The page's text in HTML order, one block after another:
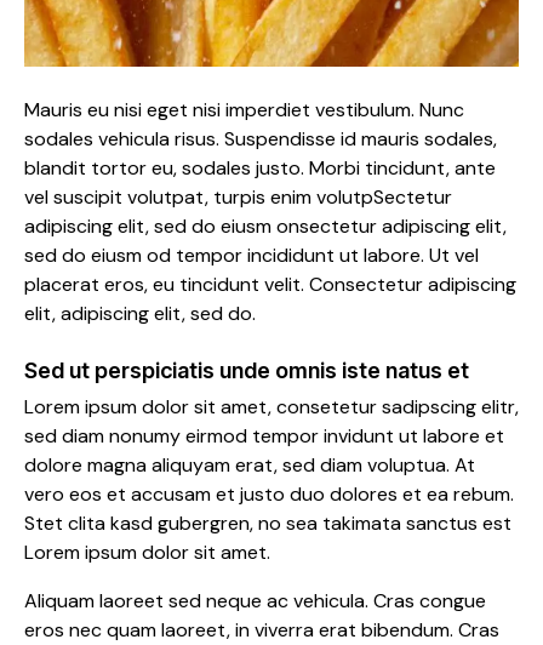
Mauris eu nisi eget nisi imperdiet vestibulum. Nunc
sodales vehicula risus. Suspendisse id mauris sodales,
blandit tortor eu, sodales justo. Morbi tincidunt, ante
vel suscipit volutpat, turpis enim volutpSectetur
adipiscing elit, sed do eiusm onsectetur adipiscing elit,
sed do eiusm od tempor incididunt ut labore. Ut vel
placerat eros, eu tincidunt velit. Consectetur adipiscing
elit, adipiscing elit, sed do.
Sed ut perspiciatis unde omnis iste natus et
Lorem ipsum dolor sit amet, consetetur sadipscing elitr,
sed diam nonumy eirmod tempor invidunt ut labore et
dolore magna aliquyam erat, sed diam voluptua. At
vero eos et accusam et justo duo dolores et ea rebum.
Stet clita kasd gubergren, no sea takimata sanctus est
Lorem ipsum dolor sit amet.
Aliquam laoreet sed neque ac vehicula. Cras congue
eros nec quam laoreet, in viverra erat bibendum. Cras